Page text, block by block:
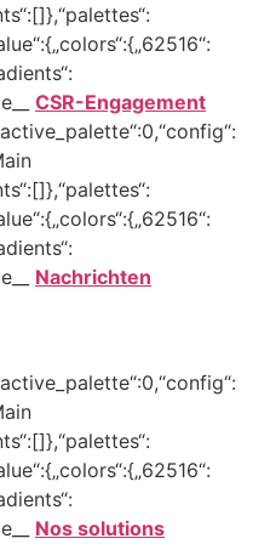
CSR-Engagement
Nachrichten
Nos solutions